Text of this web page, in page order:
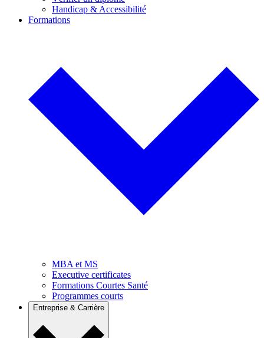
Handicap & Accessibilité
Formations
MBA et MS
Executive certificates
Formations Courtes Santé
Programmes courts
Entreprise & Carrière